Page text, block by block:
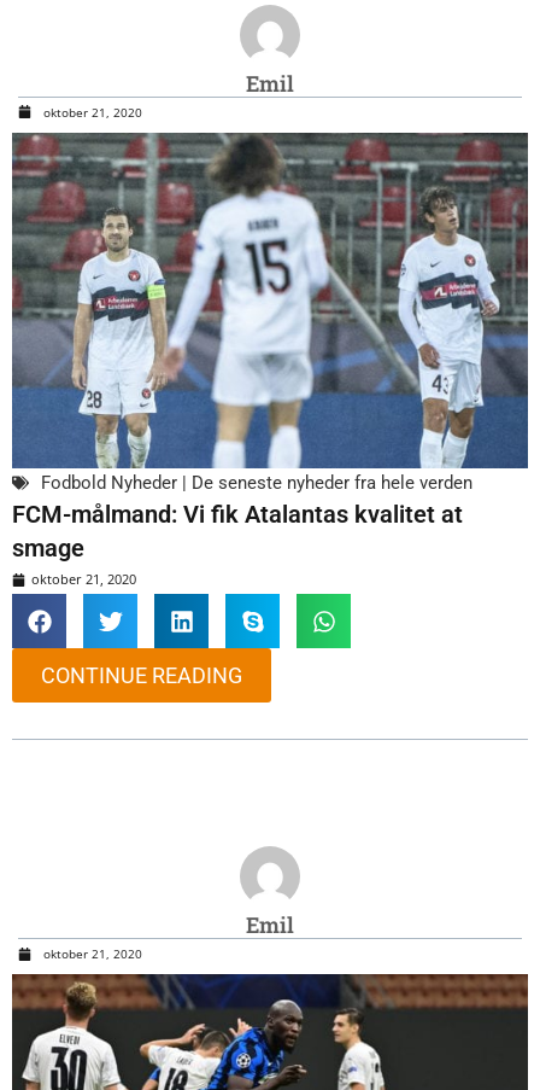
Emil
oktober 21, 2020
Fodbold Nyheder | De seneste nyheder fra hele verden
FCM-målmand: Vi fik Atalantas kvalitet at
smage
oktober 21, 2020
CONTINUE READING
Emil
oktober 21, 2020